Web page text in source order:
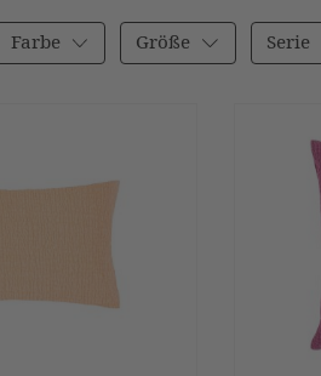
Farbe Größe Serie